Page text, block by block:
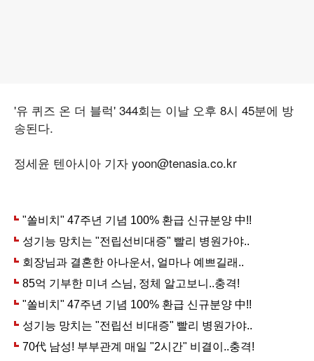
'유 퀴즈 온 더 블럭' 344회는 이날 오후 8시 45분에 방
송된다.
정세윤 텐아시아 기자 yoon@tenasia.co.kr